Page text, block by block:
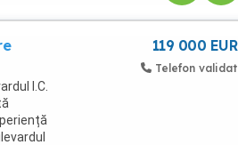
I.C.
119 000 EUR
Telefon validat